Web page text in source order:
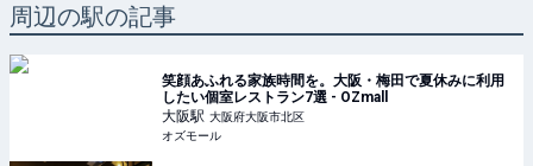
周辺の駅の記事
笑顔あふれる家族時間を。大阪・梅田で夏休みに利用
したい個室レストラン7選 - OZmall
大阪駅 大阪府大阪市北区
オズモール